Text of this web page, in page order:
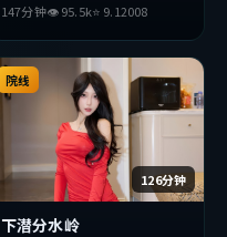
演。影片在叙事与视听上力求突
破，探讨人性与抉择，节奏张弛
有度，适合喜欢该类型的观众完
整观看。
147分钟👁95.5k⭐ 9.12008
126分钟
院线
下潜分水岭